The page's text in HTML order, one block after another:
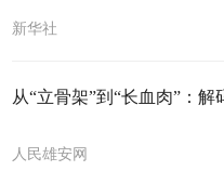
新华社
人民雄安网